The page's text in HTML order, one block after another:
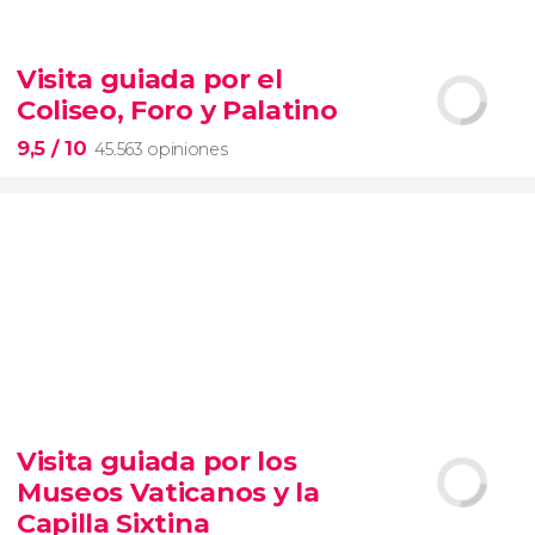
Contrastes de Nueva York
Visita guiada por el
Coliseo, Foro y Palatino
9,5 / 10 45.563 opiniones
visita guiada por el Coliseo, Foro y Palatino
tour
en español
Visita guiada por los
Museos Vaticanos y la
Capilla Sixtina